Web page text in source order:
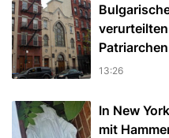
Patriarchen
13:26
In New
mit